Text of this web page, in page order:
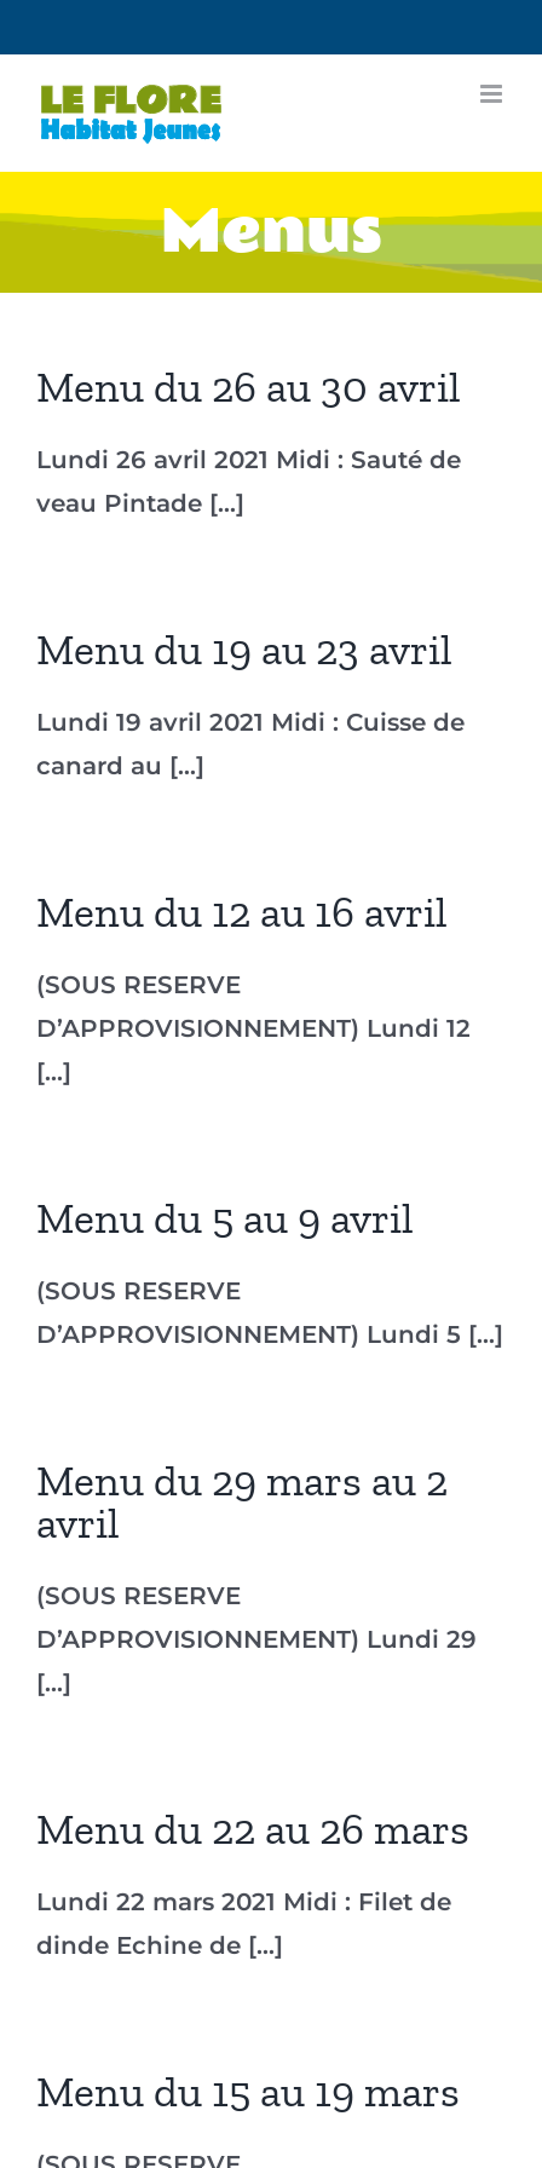
Menus
Menu du 26 au 30 avril
Lundi 26 avril 2021 Midi : Sauté de
veau Pintade [...]
Menu du 19 au 23 avril
Lundi 19 avril 2021 Midi : Cuisse de
canard au [...]
Menu du 12 au 16 avril
(SOUS RESERVE
D’APPROVISIONNEMENT) Lundi 12
[...]
Menu du 5 au 9 avril
(SOUS RESERVE
D’APPROVISIONNEMENT) Lundi 5 [...]
Menu du 29 mars au 2
avril
(SOUS RESERVE
D’APPROVISIONNEMENT) Lundi 29
[...]
Menu du 22 au 26 mars
Lundi 22 mars 2021 Midi : Filet de
dinde Echine de [...]
Menu du 15 au 19 mars